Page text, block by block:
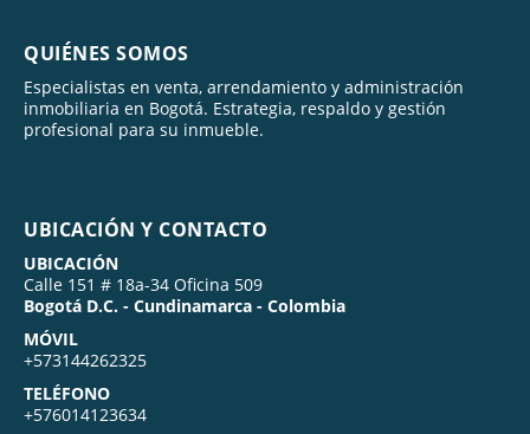
QUIÉNES SOMOS
Especialistas en venta, arrendamiento y administración
inmobiliaria en Bogotá. Estrategia, respaldo y gestión
profesional para su inmueble.
UBICACIÓN Y CONTACTO
UBICACIÓN
Calle 151 # 18a-34 Oficina 509
Bogotá D.C. - Cundinamarca - Colombia
MÓVIL
+573144262325
TELÉFONO
+576014123634